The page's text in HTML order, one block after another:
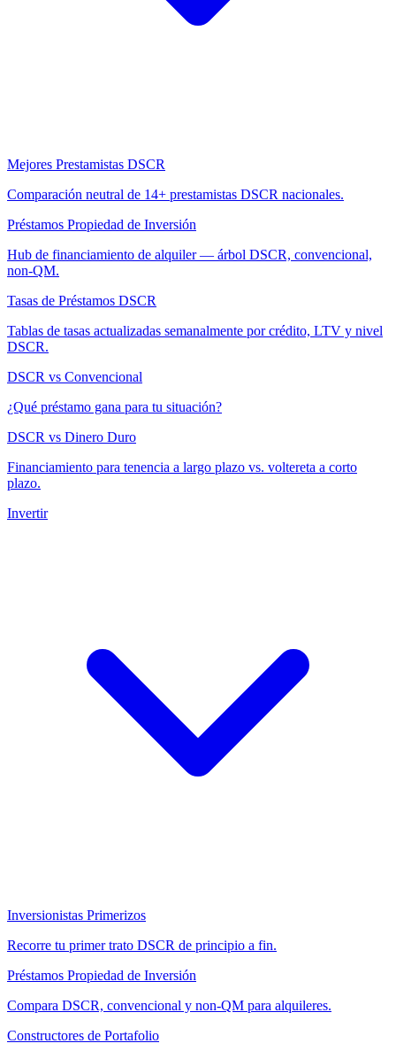
Mejores Prestamistas DSCR
Comparación neutral de 14+ prestamistas DSCR nacionales.
Préstamos Propiedad de Inversión
Hub de financiamiento de alquiler — árbol DSCR, convencional,
non-QM.
Tasas de Préstamos DSCR
Tablas de tasas actualizadas semanalmente por crédito, LTV y nivel
DSCR.
DSCR vs Convencional
¿Qué préstamo gana para tu situación?
DSCR vs Dinero Duro
Financiamiento para tenencia a largo plazo vs. voltereta a corto
plazo.
Invertir
Inversionistas Primerizos
Recorre tu primer trato DSCR de principio a fin.
Préstamos Propiedad de Inversión
Compara DSCR, convencional y non-QM para alquileres.
Constructores de Portafolio